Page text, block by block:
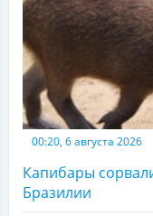
00:20, 6 августа 2026
Капибары
Бразилии